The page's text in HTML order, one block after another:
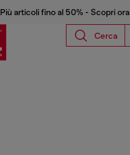
Più articoli fino al 50% - Scopri ora
Cerca